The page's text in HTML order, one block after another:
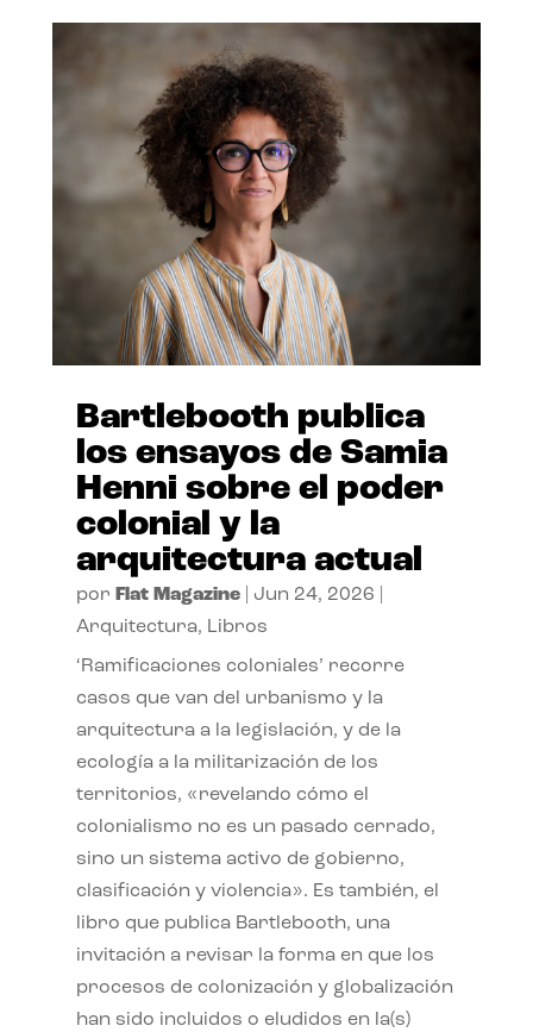
Bartlebooth publica
los ensayos de Samia
Henni sobre el poder
colonial y la
arquitectura actual
por Flat Magazine| Jun 24, 2026
Arquitectura, Libros
‘Ramificaciones coloniales’ recorre
casos que van del urbanismo y la
arquitectura a la legislación, y de la
ecología a la militarización de los
territorios, «revelando cómo el
colonialismo no es un pasado cerrado,
sino un sistema activo de gobierno,
clasificación y violencia». Es también, el
libro que publica Bartlebooth, una
invitación a revisar la forma en que los
procesos de colonización y globalización
han sido incluidos o eludidos en la(s)